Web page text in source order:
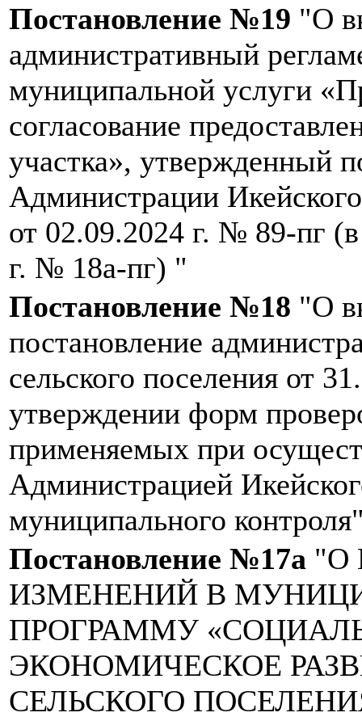
Постановление №19 "О
административный
муниципальной услуги
согласование
участка», утвержденный
Администрации
от 02.09.2024 г. № 89-пг
г. № 18а-пг) "
Постановление №18 "О
постановление
сельского поселения от
утверждении форм
применяемых при
Администрацией
муниципального
Постановление №17а "О
ИЗМЕНЕНИЙ В
ПРОГРАММУ
ЭКОНОМИЧЕСКОЕ
СЕЛЬСКОГО